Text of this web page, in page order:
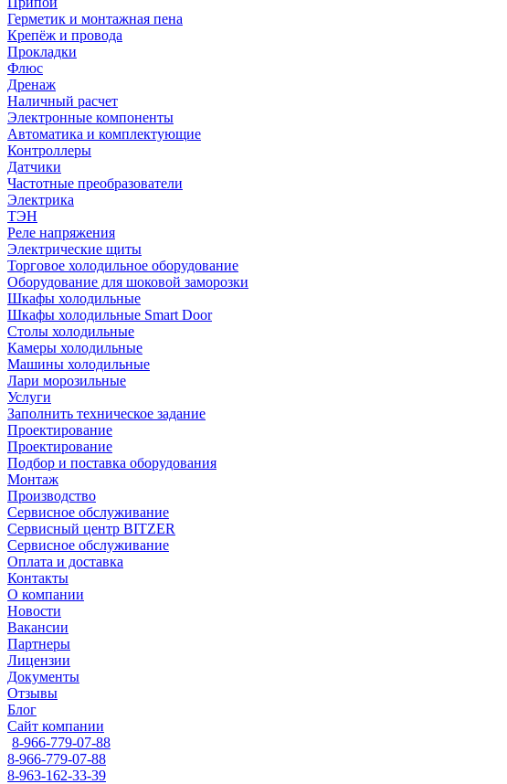
Герметик и монтажная пена
Крепёж и провода
Прокладки
Флюс
Дренаж
Наличный расчет
Электронные компоненты
Автоматика и комплектующие
Контроллеры
Датчики
Частотные преобразователи
Электрика
ТЭН
Реле напряжения
Электрические щиты
Торговое холодильное оборудование
Оборудование для шоковой заморозки
Шкафы холодильные
Шкафы холодильные Smart Door
Столы холодильные
Камеры холодильные
Машины холодильные
Лари морозильные
Услуги
Заполнить техническое задание
Проектирование
Проектирование
Подбор и поставка оборудования
Монтаж
Производство
Сервисное обслуживание
Сервисный центр BITZER
Сервисное обслуживание
Оплата и доставка
Контакты
О компании
Новости
Вакансии
Партнеры
Лицензии
Документы
Отзывы
Блог
Сайт компании
8-966-779-07-88
8-966-779-07-88
8-963-162-33-39